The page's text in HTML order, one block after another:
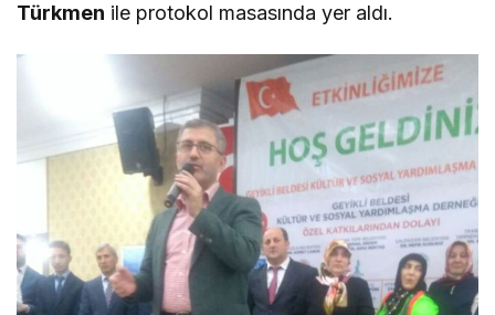
Türkmen ile protokol masasında yer aldı.